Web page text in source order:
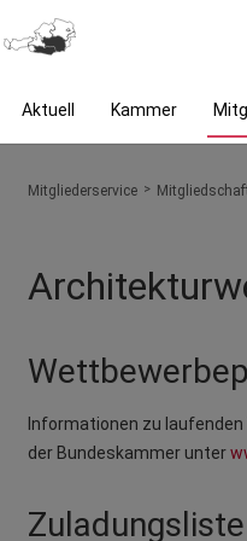
Aktuell Kammer
You are here:
Mitgliederservice
Informationen zu
der Bundeskammer unter